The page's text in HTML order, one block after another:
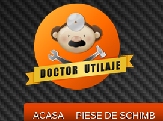
ACASA PIESE DE SCHIMB